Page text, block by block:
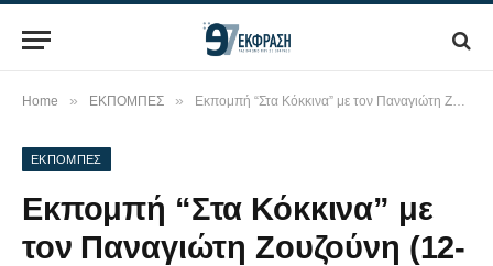
Home » ΕΚΠΟΜΠΕΣ » Εκπομπή “Στα Κόκκινα” με τον Παναγιώτη Ζουζούνη (12-12-25)
ΕΚΠΟΜΠΕΣ
Εκπομπή “Στα Κόκκινα” με
τον Παναγιώτη Ζουζούνη (12-